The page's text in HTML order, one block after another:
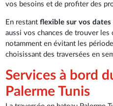
vos besoins et de profiter des
En restantflexible sur vos
aussi vos chances de trouver
notamment en évitant les
choisissant des traversées en
Services à bord
Palerme Tunis